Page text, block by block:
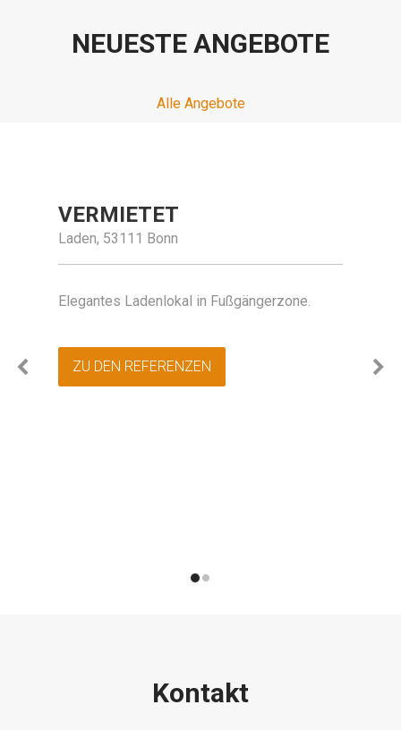
NEUESTE ANGEBOTE
Alle Angebote
VERMIETET
Laden, 53111 Bonn
Elegantes Ladenlokal in Fußgängerzone.
ZU DEN REFERENZEN
Kontakt